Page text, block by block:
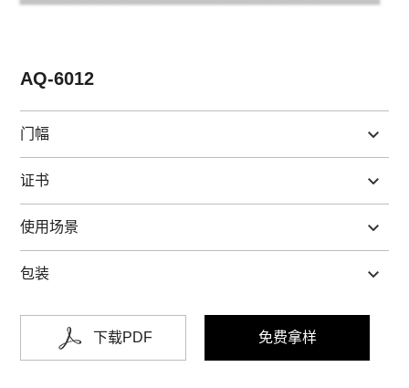
AQ-6012
门幅
证书
使用场景
包装
下载PDF 免费拿样